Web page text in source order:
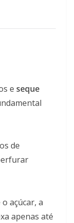
e seque
de
açúcar, a
apenas até